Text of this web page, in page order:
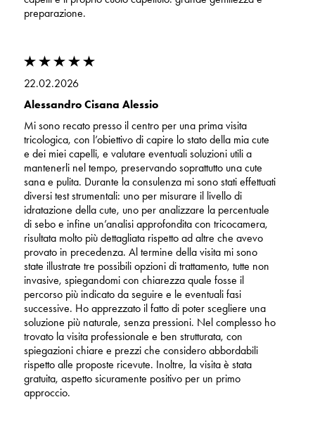
preparazione.
22.02.2026
Alessandro Cisana Alessio
Mi sono recato presso il centro per una prima visita
tricologica, con l’obiettivo di capire lo stato della mia cute
e dei miei capelli, e valutare eventuali soluzioni utili a
mantenerli nel tempo, preservando soprattutto una cute
sana e pulita. Durante la consulenza mi sono stati effettuati
diversi test strumentali: uno per misurare il livello di
idratazione della cute, uno per analizzare la percentuale
di sebo e infine un’analisi approfondita con tricocamera,
risultata molto più dettagliata rispetto ad altre che avevo
provato in precedenza. Al termine della visita mi sono
state illustrate tre possibili opzioni di trattamento, tutte non
invasive, spiegandomi con chiarezza quale fosse il
percorso più indicato da seguire e le eventuali fasi
successive. Ho apprezzato il fatto di poter scegliere una
soluzione più naturale, senza pressioni. Nel complesso ho
trovato la visita professionale e ben strutturata, con
spiegazioni chiare e prezzi che considero abbordabili
rispetto alle proposte ricevute. Inoltre, la visita è stata
gratuita, aspetto sicuramente positivo per un primo
approccio.